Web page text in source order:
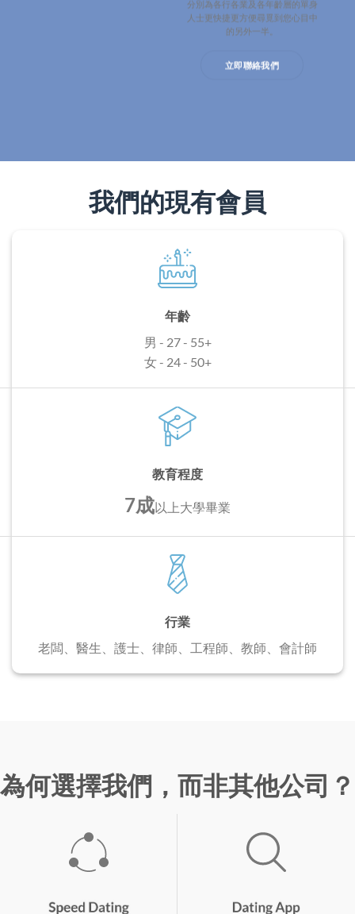
分別為各行各業及各年齡層的單身
人士更快捷更方便尋覓到您心目中
的另外一半。
立即聯絡我們
我們的現有會員
年齡
男 - 27 - 55+
女 - 24 - 50+
教育程度
7成以上大學畢業
行業
老闆、醫生、護士、 律師、工程師、教師、會計師
為何選擇我們，而非其他公司？